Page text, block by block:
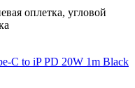
оплетка, угловой
C to iP PD 20W 1m Black